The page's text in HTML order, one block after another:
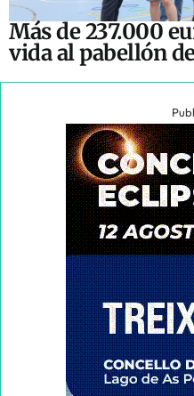
Más de 237.000
vida al pabellón